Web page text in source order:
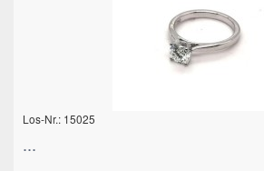
Los-Nr.: 15025
...